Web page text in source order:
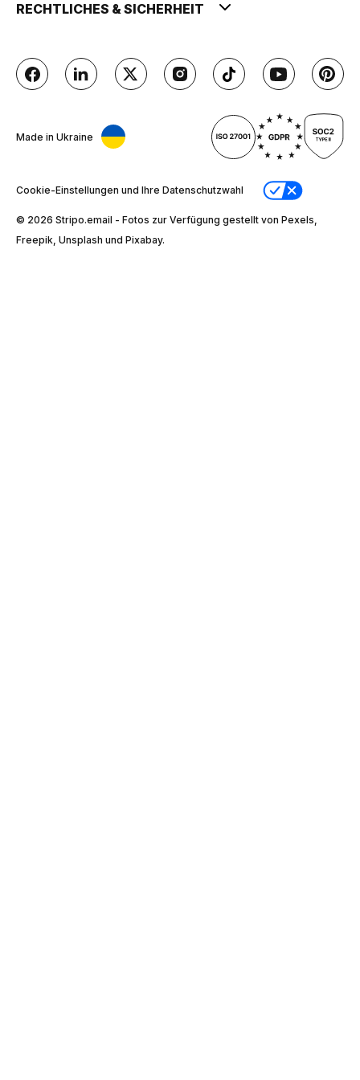
RECHTLICHES & SICHERHEIT
Made in Ukraine
Cookie-Einstellungen und Ihre Datenschutzwahl
© 2026 Stripо.email - Fotos zur Verfügung gestellt von Pexels,
Freepik, Unsplash und Pixabay.